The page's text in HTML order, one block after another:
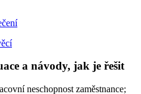
a návody, jak je řešit
neschopnost zaměstnance;